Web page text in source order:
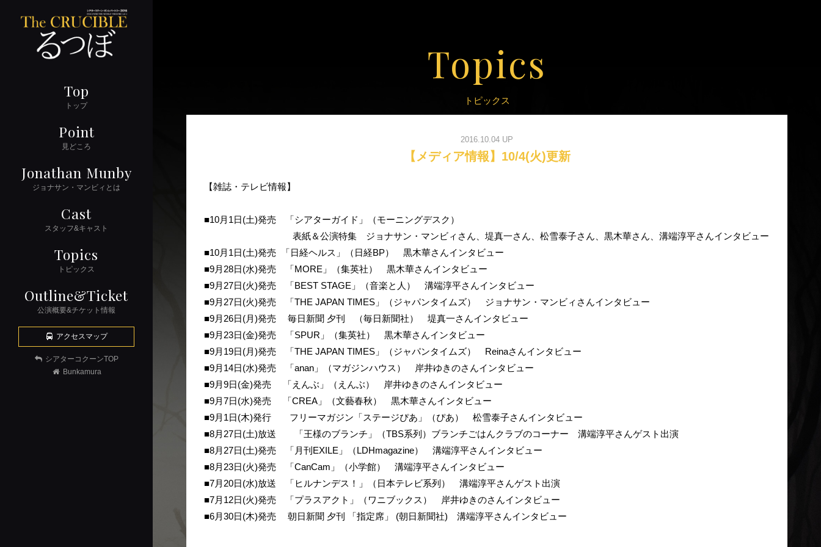
Top
トップ
Point
見どころ
Jonathan Munby
ジョナサン・マンビィとは
Cast
スタッフ&キャスト
Topics
トピックス
Outline&Ticket
公演概要&チケット情報
アクセスマップ
シアターコクーンTOP
Bunkamura
Topics
トピックス
2016.10.04 UP
【メディア情報】10/4(火)更新
【雑誌・テレビ情報】
■10月1日(土)発売 「シアターガイド」（モーニングデスク）
表紙＆公演特集 ジョナサン・マンビィさん、堤真一さん、松雪泰子さん、黒木華さん、溝端淳平さんインタビュー
■10月1日(土)発売 「日経ヘルス」（日経BP） 黒木華さんインタビュー
■9月28日(水)発売 「MORE」（集英社） 黒木華さんインタビュー
■9月27日(火)発売 「BEST STAGE」（音楽と人） 溝端淳平さんインタビュー
■9月27日(火)発売 「THE JAPAN TIMES」（ジャパンタイムズ） ジョナサン・マンビィさんインタビュー
■9月26日(月)発売 毎日新聞 夕刊 （毎日新聞社） 堤真一さんインタビュー
■9月23日(金)発売 「SPUR」（集英社） 黒木華さんインタビュー
■9月19日(月)発売 「THE JAPAN TIMES」（ジャパンタイムズ） Reinaさんインタビュー
■9月14日(水)発売 「anan」（マガジンハウス） 岸井ゆきのさんインタビュー
■9月9日(金)発売 「えんぶ」（えんぶ） 岸井ゆきのさんインタビュー
■9月7日(水)発売 「CREA」（文藝春秋） 黒木華さんインタビュー
■9月1日(木)発行 フリーマガジン「ステージぴあ」（ぴあ） 松雪泰子さんインタビュー
■8月27日(土)放送 「王様のブランチ」（TBS系列）ブランチごはんクラブのコーナー 溝端淳平さんゲスト出演
■8月27日(土)発売 「月刊EXILE」（LDHmagazine） 溝端淳平さんインタビュー
■8月23日(火)発売 「CanCam」（小学館） 溝端淳平さんインタビュー
■7月20日(水)放送 「ヒルナンデス！」（日本テレビ系列） 溝端淳平さんゲスト出演
■7月12日(火)発売 「プラスアクト」（ワニブックス） 岸井ゆきのさんインタビュー
■6月30日(木)発売 朝日新聞 夕刊 「指定席」 (朝日新聞社) 溝端淳平さんインタビュー